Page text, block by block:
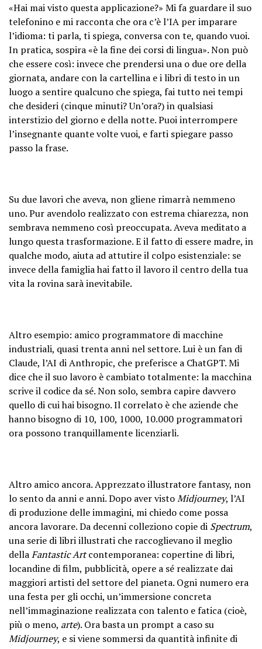
«Hai mai visto questa applicazione?» Mi fa guardare il suo
telefonino e mi racconta che ora c’è l’IA per imparare
l’idioma: ti parla, ti spiega, conversa con te, quando vuoi.
In pratica, sospira «è la fine dei corsi di lingua». Non può
che essere così: invece che prendersi una o due ore della
giornata, andare con la cartellina e i libri di testo in un
luogo a sentire qualcuno che spiega, fai tutto nei tempi
che desideri (cinque minuti? Un’ora?) in qualsiasi
interstizio del giorno e della notte. Puoi interrompere
l’insegnante quante volte vuoi, e farti spiegare passo
passo la frase.
Su due lavori che aveva, non gliene rimarrà nemmeno
uno. Pur avendolo realizzato con estrema chiarezza, non
sembrava nemmeno così preoccupata. Aveva meditato a
lungo questa trasformazione. E il fatto di essere madre, in
qualche modo, aiuta ad attutire il colpo esistenziale: se
invece della famiglia hai fatto il lavoro il centro della tua
vita la rovina sarà inevitabile.
Altro esempio: amico programmatore di macchine
industriali, quasi trenta anni nel settore. Lui è un fan di
Claude, l’AI di Anthropic, che preferisce a ChatGPT. Mi
dice che il suo lavoro è cambiato totalmente: la macchina
scrive il codice da sé. Non solo, sembra capire davvero
quello di cui hai bisogno. Il correlato è che aziende che
hanno bisogno di 10, 100, 1000, 10.000 programmatori
ora possono tranquillamente licenziarli.
Altro amico ancora. Apprezzato illustratore fantasy, non
lo sento da anni e anni. Dopo aver vistoMidjourney, l’AI
di produzione delle immagini, mi chiedo come possa
ancora lavorare. Da decenni colleziono copie di Spectrum,
una serie di libri illustrati che raccoglievano il meglio
dellaFantastic Artcontemporanea: copertine di libri,
locandine di film, pubblicità, opere a sé realizzate dai
maggiori artisti del settore del pianeta. Ogni numero era
una festa per gli occhi, un’immersione concreta
nell’immaginazione realizzata con talento e fatica (cioè,
più o meno, arte). Ora basta un prompt a caso su
Midjourney, e si viene sommersi da quantità infinite di